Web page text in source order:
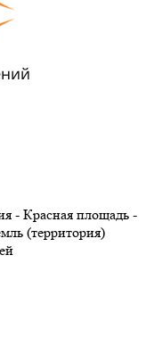
- Красная площадь -
(территория)